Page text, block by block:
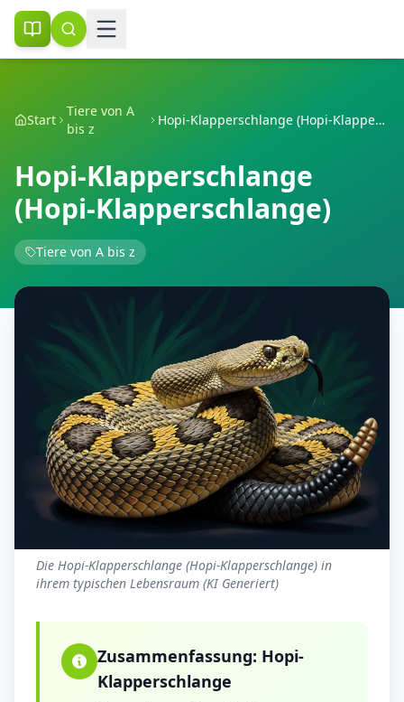
Start
Tiere von A
bis z
Hopi-Klapperschlange (Hopi-Klapperschlange)
Hopi-Klapperschlange
(Hopi-Klapperschlange)
Tiere von A bis z
Die Hopi-Klapperschlange (Hopi-Klapperschlange) in
ihrem typischen Lebensraum (KI Generiert)
Zusammenfassung: Hopi-
Klapperschlange